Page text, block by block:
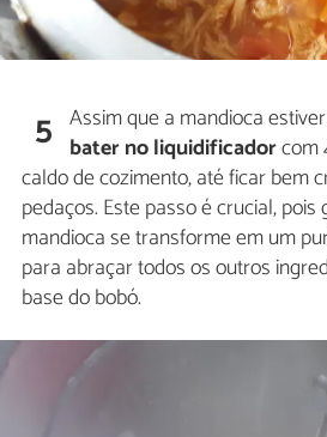
5 Assim que a mandioca
bater no liquidificadorcom
caldo de cozimento, até ficar bem
pedaços. Este passo é crucial,
mandioca se transforme em um
para abraçar todos os outros
base do bobó.